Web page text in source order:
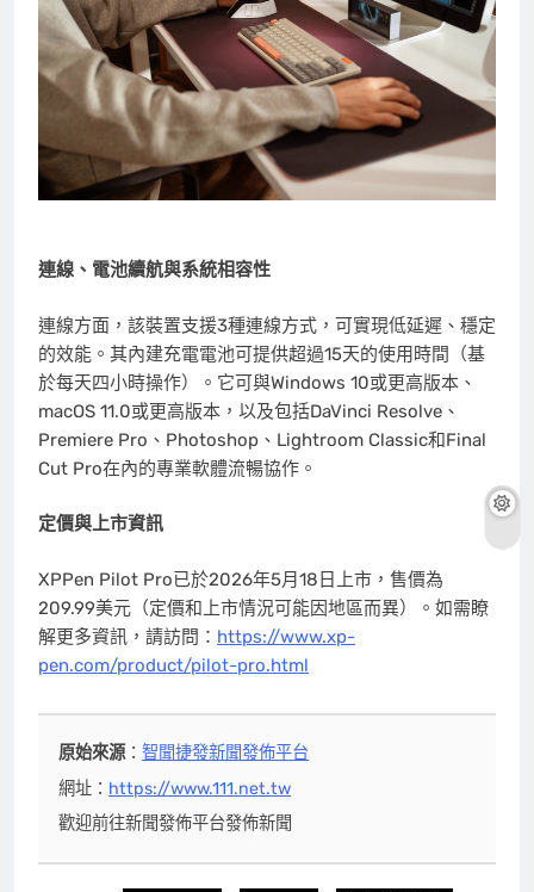
連線、電池續航與系統相容性
連線方面，該裝置支援3種連線方式，可實現低延遲、穩定
的效能。其內建充電電池可提供超過15天的使用時間（基
於每天四小時操作）。它可與Windows 10或更高版本、
macOS 11.0或更高版本，以及包括DaVinci Resolve、
Premiere Pro、Photoshop、Lightroom Classic和Final
Cut Pro在內的專業軟體流暢協作。
定價與上市資訊
XPPen Pilot Pro已於2026年5月18日上市，售價為
209.99美元（定價和上市情況可能因地區而異）。如需瞭
解更多資訊，請訪問： https://www.xp-
pen.com/product/pilot-pro.html
原始來源：智聞捷發新聞發佈平台
網址： https://www.111.net.tw
歡迎前往新聞發佈平台發佈新聞